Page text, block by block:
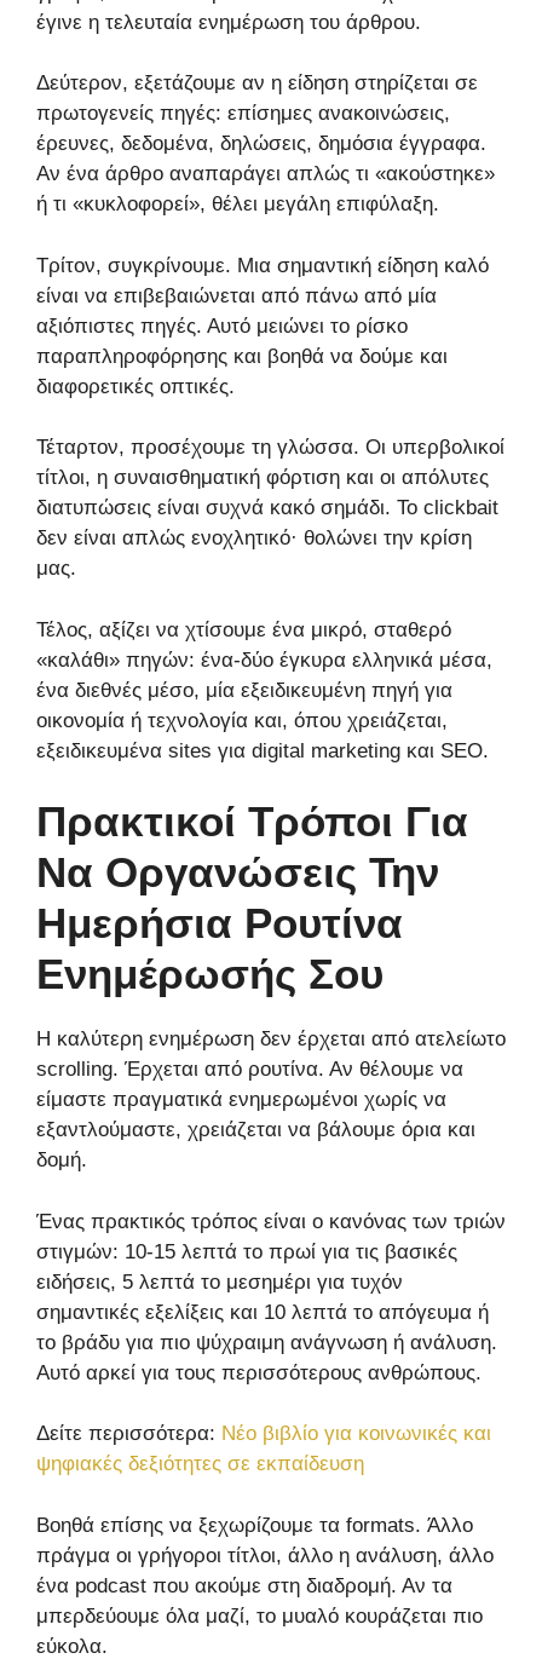
έγινε η τελευταία ενημέρωση του άρθρου.
Δεύτερον, εξετάζουμε αν η είδηση στηρίζεται σε
πρωτογενείς πηγές: επίσημες ανακοινώσεις,
έρευνες, δεδομένα, δηλώσεις, δημόσια έγγραφα.
Αν ένα άρθρο αναπαράγει απλώς τι «ακούστηκε»
ή τι «κυκλοφορεί», θέλει μεγάλη επιφύλαξη.
Τρίτον, συγκρίνουμε. Μια σημαντική είδηση καλό
είναι να επιβεβαιώνεται από πάνω από μία
αξιόπιστες πηγές. Αυτό μειώνει το ρίσκο
παραπληροφόρησης και βοηθά να δούμε και
διαφορετικές οπτικές.
Τέταρτον, προσέχουμε τη γλώσσα. Οι υπερβολικοί
τίτλοι, η συναισθηματική φόρτιση και οι απόλυτες
διατυπώσεις είναι συχνά κακό σημάδι. Το clickbait
δεν είναι απλώς ενοχλητικό· θολώνει την κρίση
μας.
Τέλος, αξίζει να χτίσουμε ένα μικρό, σταθερό
«καλάθι» πηγών: ένα-δύο έγκυρα ελληνικά μέσα,
ένα διεθνές μέσο, μία εξειδικευμένη πηγή για
οικονομία ή τεχνολογία και, όπου χρειάζεται,
εξειδικευμένα sites για digital marketing και SEO.
Πρακτικοί Τρόποι Για
Να Οργανώσεις Την
Ημερήσια Ρουτίνα
Ενημέρωσής Σου
Η καλύτερη ενημέρωση δεν έρχεται από ατελείωτο
scrolling. Έρχεται από ρουτίνα. Αν θέλουμε να
είμαστε πραγματικά ενημερωμένοι χωρίς να
εξαντλούμαστε, χρειάζεται να βάλουμε όρια και
δομή.
Ένας πρακτικός τρόπος είναι ο κανόνας των τριών
στιγμών: 10-15 λεπτά το πρωί για τις βασικές
ειδήσεις, 5 λεπτά το μεσημέρι για τυχόν
σημαντικές εξελίξεις και 10 λεπτά το απόγευμα ή
το βράδυ για πιο ψύχραιμη ανάγνωση ή ανάλυση.
Αυτό αρκεί για τους περισσότερους ανθρώπους.
Δείτε περισσότερα: Νέο βιβλίο για κοινωνικές και
ψηφιακές δεξιότητες σε εκπαίδευση
Βοηθά επίσης να ξεχωρίζουμε τα formats. Άλλο
πράγμα οι γρήγοροι τίτλοι, άλλο η ανάλυση, άλλο
ένα podcast που ακούμε στη διαδρομή. Αν τα
μπερδεύουμε όλα μαζί, το μυαλό κουράζεται πιο
εύκολα.